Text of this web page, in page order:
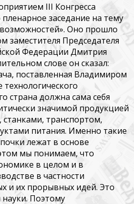
III Конгресса
заседание на тему
Оно прошло
заместителя Председателя
Федерации Дмитрия
слове он сказал:
поставленная Владимиром
страна должна сама себя
значимой продукцией
транспортом,
питания. Именно такие
лежат в основе
мы понимаем, что
в целом и в
в частности
и их прорывных идей. Это
науки. Поэтому